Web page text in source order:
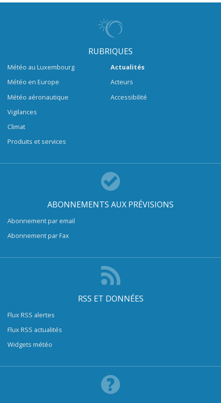
RUBRIQUES
Météo au Luxembourg
Météo en Europe
Météo aéronautique
Vigilances
Climat
Produits et services
Actualités
Acteurs
Accessibilité
ABONNEMENTS AUX PRÉVISIONS
Abonnement par email
Abonnement par Fax
RSS ET DONNÉES
Flux RSS alertes
Flux RSS actualités
Widgets météo